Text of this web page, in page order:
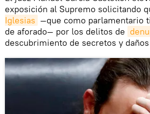
exposición al Supremo solicitando
Iglesias —que como parlamentario
de aforado— por los delitos de
descubrimiento de secretos y